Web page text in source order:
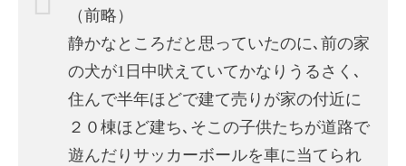
（前略）
静かなところだと思っていたのに､前の家
の犬が1日中吠えていてかなりうるさく､
住んで半年ほどで建て売りが家の付近に
２０棟ほど建ち､そこの子供たちが道路で
遊んだりサッカーボールを車に当てられ